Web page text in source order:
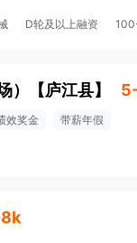
D轮及以上融资
） 【庐江县】
效奖金 带薪年假